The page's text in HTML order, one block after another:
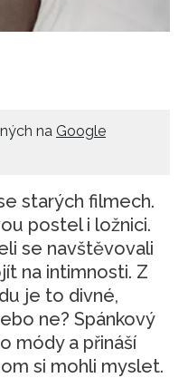
na Google
starých filmech.
postel i ložnici.
se navštěvovali
na intimnosti. Z
je to divné,
ne? Spánkový
módy a přináší
si mohli myslet.